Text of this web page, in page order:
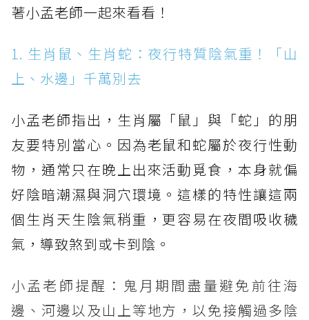
著小孟老師一起來看看！
1. 生肖鼠、生肖蛇：夜行特質陰氣重！「山
上、水邊」千萬別去
小孟老師指出，生肖屬「鼠」與「蛇」的朋
友要特別當心。因為老鼠和蛇屬於夜行性動
物，通常只在晚上出來活動覓食，本身就偏
好陰暗潮濕與洞穴環境。這樣的特性讓這兩
個生肖天生陰氣稍重，更容易在夜間吸收穢
氣，導致煞到或卡到陰。
小孟老師提醒：鬼月期間盡量避免前往海
邊、河邊以及山上等地方，以免接觸過多陰